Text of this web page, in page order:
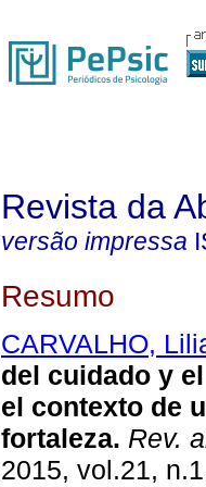
Revista da
versão impressa
Resumo
CARVALHO,
del cuidado y
el contexto de
fortaleza. Rev.
2015, vol.21,